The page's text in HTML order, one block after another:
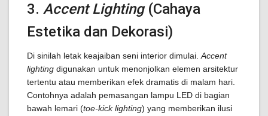
3. Accent Lighting(Cahaya
Estetika dan Dekorasi)
Di sinilah letak keajaiban seni interior dimulai. Accent
lighting digunakan untuk menonjolkan elemen arsitektur
tertentu atau memberikan efek dramatis di malam hari.
Contohnya adalah pemasangan lampu LED di bagian
bawah lemari (toe-kick lighting) yang memberikan ilusi